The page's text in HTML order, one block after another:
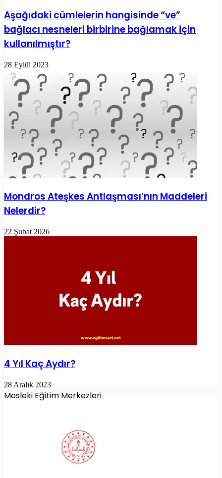
Aşağıdaki cümlelerin hangisinde “ve”
bağlacı nesneleri birbirine bağlamak için
kullanılmıştır?
28 Eylül 2023
Mondros Ateşkes Antlaşması’nın Maddeleri
Nelerdir?
22 Şubat 2026
4 Yıl Kaç Aydır?
28 Aralık 2023
Mesleki Eğitim Merkezleri